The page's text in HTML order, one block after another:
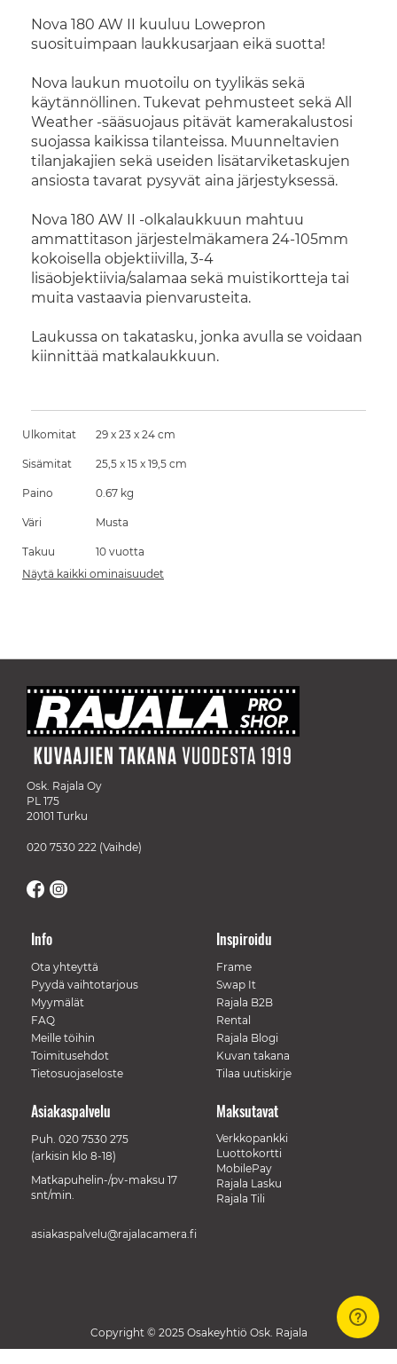
Nova 180 AW II kuuluu Lowepron
suosituimpaan laukkusarjaan eikä suotta!
Nova laukun muotoilu on tyylikäs sekä
käytännöllinen. Tukevat pehmusteet sekä All
Weather -sääsuojaus pitävät kamerakalustosi
suojassa kaikissa tilanteissa. Muunneltavien
tilanjakajien sekä useiden lisätarviketaskujen
ansiosta tavarat pysyvät aina järjestyksessä.
Nova 180 AW II -olkalaukkuun mahtuu
ammattitason järjestelmäkamera 24-105mm
kokoisella objektiivilla, 3-4
lisäobjektiivia/salamaa sekä muistikortteja tai
muita vastaavia pienvarusteita.
Laukussa on takatasku, jonka avulla se voidaan
kiinnittää matkalaukkuun.
Ulkomitat 29 x 23 x 24 cm
Sisämitat 25,5 x 15 x 19,5 cm
Paino 0.67 kg
Väri Musta
Takuu
10 vuotta
Näytä kaikki ominaisuudet
Osk. Rajala Oy
PL 175
20101 Turku
020 7530 222 (Vaihde)
Info
Ota yhteyttä
Pyydä vaihtotarjous
Myymälät
FAQ
Meille töihin
Toimitusehdot
Tietosuojaseloste
Inspiroidu
Frame
Swap It
Rajala B2B
Rental
Rajala Blogi
Kuvan takana
Tilaa uutiskirje
Maksutavat
Verkkopankki
Luottokortti
MobilePay
Rajala Lasku
Rajala Tili
Asiakaspalvelu
Puh. 020 7530 275
(arkisin klo 8-18)
Matkapuhelin-/pv-maksu 17
snt/min.
asiakaspalvelu@rajalacamera.fi
Copyright © 2025 Osakeyhtiö Osk. Rajala